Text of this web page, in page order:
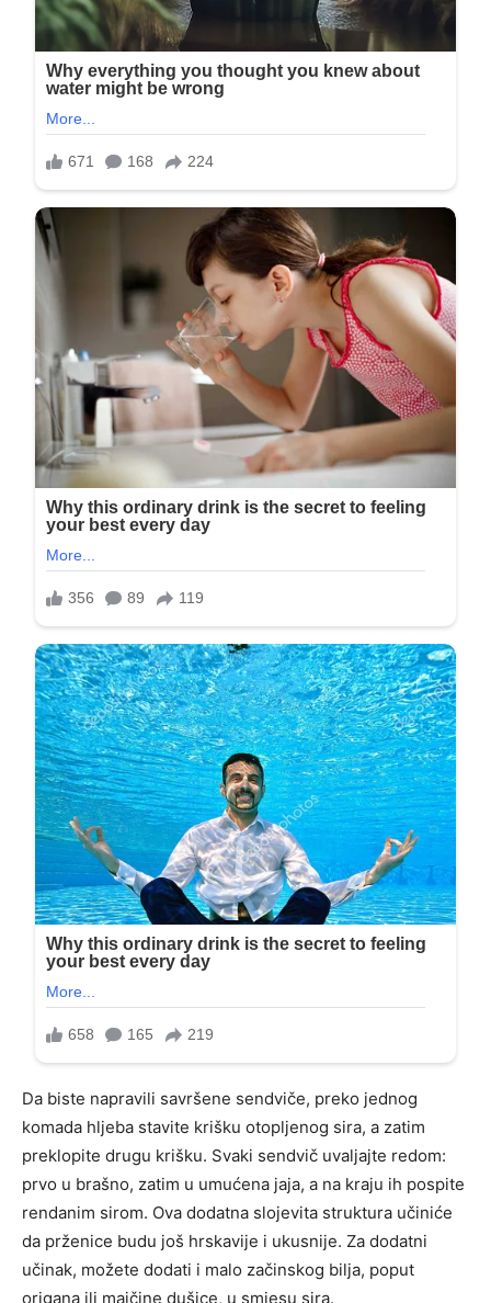
Da biste napravili savršene sendviče, preko jednog
komada hljeba stavite krišku otopljenog sira, a zatim
preklopite drugu krišku. Svaki sendvič uvaljajte redom:
prvo u brašno, zatim u umućena jaja, a na kraju ih pospite
rendanim sirom. Ova dodatna slojevita struktura učiniće
da prženice budu još hrskavije i ukusnije. Za dodatni
učinak, možete dodati i malo začinskog bilja, poput
origana ili majčine dušice, u smjesu sira.